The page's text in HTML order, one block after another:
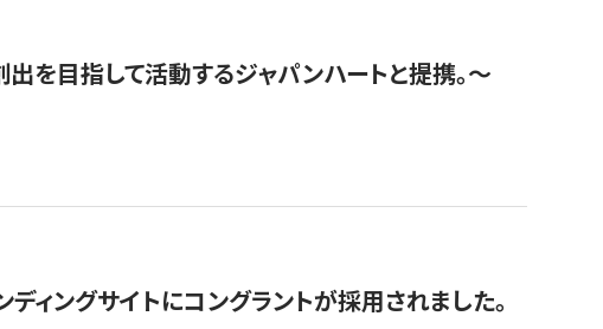
を目指して活動するジャパンハートと提携。〜
ィングサイトにコングラントが採用されました。